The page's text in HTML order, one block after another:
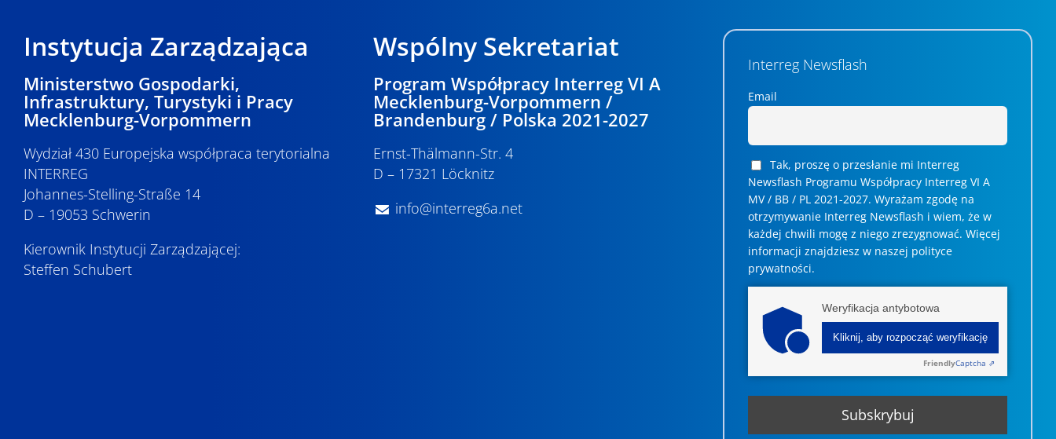
Instytucja Zarządzająca
Ministerstwo Gospodarki,
Infrastruktury, Turystyki i Pracy
Mecklenburg-Vorpommern
Wydział 430 Europejska współpraca terytorialna
INTERREG
Johannes-Stelling-Straße 14
D – 19053 Schwerin
Kierownik Instytucji Zarządzającej:
Steffen Schubert
Wspólny Sekretariat
Program Współpracy Interreg VI A
Mecklenburg-Vorpommern /
Brandenburg / Polska 2021-2027
Ernst-Thälmann-Str. 4
D – 17321 Löcknitz
info@interreg6a.net
Interreg Newsflash
Email
Tak, proszę o przesłanie mi Interreg
Newsflash Programu Współpracy Interreg VI A
MV / BB / PL 2021-2027. Wyrażam zgodę na
otrzymywanie Interreg Newsflash i wiem, że w
każdej chwili mogę z niego zrezygnować. ­­Więcej
informacji znajdziesz w naszej polityce
prywatności.
Weryfikacja antybotowa
Kliknij, aby rozpocząć weryfikację
FriendlyCaptcha ⇗